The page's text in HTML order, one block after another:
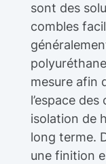
sont des
combles
mesure afin
l’espace
isolation de
long terme.
une finition